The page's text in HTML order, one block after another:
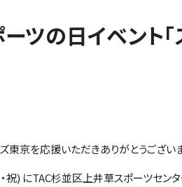
ツの日イベント
東京を応援いただきありがとうござい
) にTAC杉並区上井草スポーツセンタ